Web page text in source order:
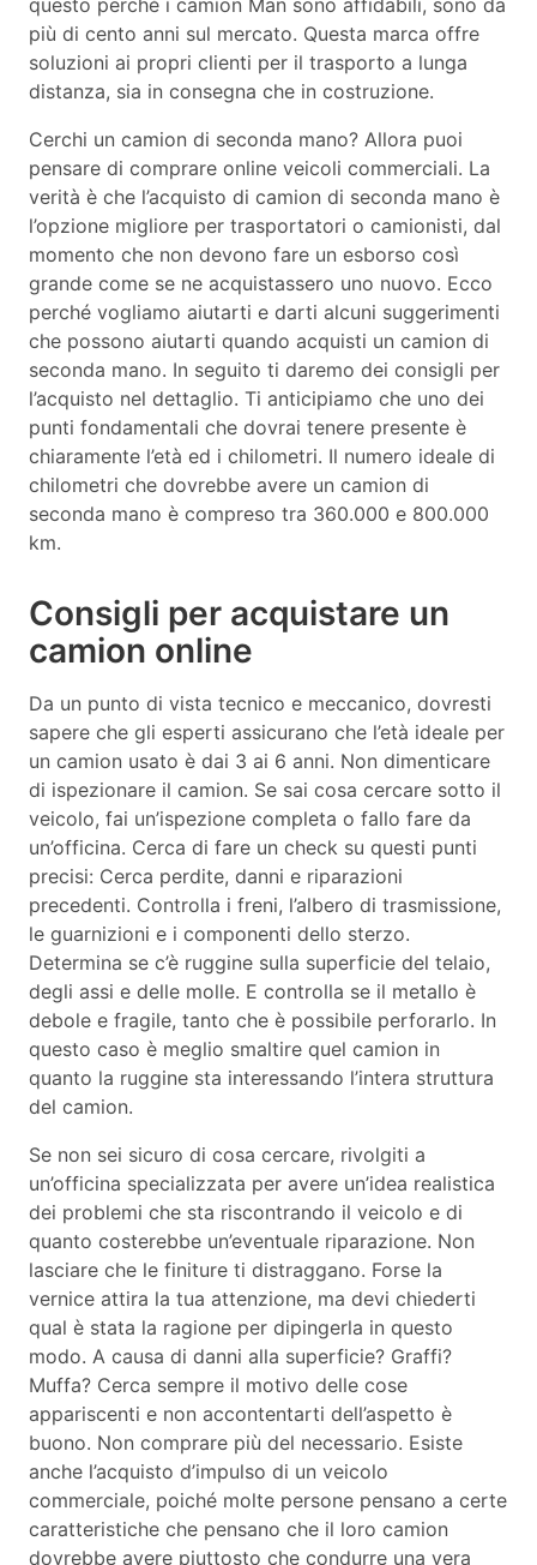
più di cento anni sul mercato. Questa marca offre
soluzioni ai propri clienti per il trasporto a lunga
distanza, sia in consegna che in costruzione.
Cerchi un camion di seconda mano? Allora puoi
pensare di comprare online veicoli commerciali. La
verità è che l’acquisto di camion di seconda mano è
l’opzione migliore per trasportatori o camionisti, dal
momento che non devono fare un esborso così
grande come se ne acquistassero uno nuovo. Ecco
perché vogliamo aiutarti e darti alcuni suggerimenti
che possono aiutarti quando acquisti un camion di
seconda mano. In seguito ti daremo dei consigli per
l’acquisto nel dettaglio. Ti anticipiamo che uno dei
punti fondamentali che dovrai tenere presente è
chiaramente l’età ed i chilometri. Il numero ideale di
chilometri che dovrebbe avere un camion di
seconda mano è compreso tra 360.000 e 800.000
km.
Consigli per acquistare un
camion online
Da un punto di vista tecnico e meccanico, dovresti
sapere che gli esperti assicurano che l’età ideale per
un camion usato è dai 3 ai 6 anni. Non dimenticare
di ispezionare il camion. Se sai cosa cercare sotto il
veicolo, fai un’ispezione completa o fallo fare da
un’officina. Cerca di fare un check su questi punti
precisi: Cerca perdite, danni e riparazioni
precedenti. Controlla i freni, l’albero di trasmissione,
le guarnizioni e i componenti dello sterzo.
Determina se c’è ruggine sulla superficie del telaio,
degli assi e delle molle. E controlla se il metallo è
debole e fragile, tanto che è possibile perforarlo. In
questo caso è meglio smaltire quel camion in
quanto la ruggine sta interessando l’intera struttura
del camion.
Se non sei sicuro di cosa cercare, rivolgiti a
un’officina specializzata per avere un’idea realistica
dei problemi che sta riscontrando il veicolo e di
quanto costerebbe un’eventuale riparazione. Non
lasciare che le finiture ti distraggano. Forse la
vernice attira la tua attenzione, ma devi chiederti
qual è stata la ragione per dipingerla in questo
modo. A causa di danni alla superficie? Graffi?
Muffa? Cerca sempre il motivo delle cose
appariscenti e non accontentarti dell’aspetto è
buono. Non comprare più del necessario. Esiste
anche l’acquisto d’impulso di un veicolo
commerciale, poiché molte persone pensano a certe
caratteristiche che pensano che il loro camion
dovrebbe avere piuttosto che condurre una vera